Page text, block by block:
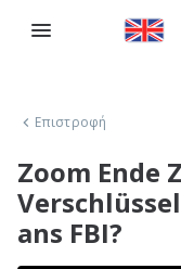
Επιστροφή
Zoom Ende
ans FBI?